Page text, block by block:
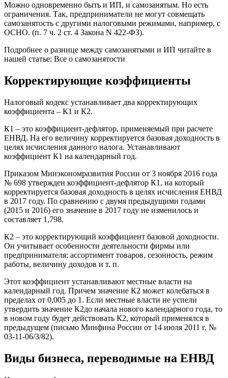
Можно одновременно быть и ИП, и самозанятым. Но есть
ограничения. Так, предприниматели не могут совмещать
самозанятость с другими налоговыми режимами, например, с
ОСНО. (п. 7 ч. 2 ст. 4 Закона N 422-ФЗ).
Подробнее о разнице между самозанятыми и ИП читайте в
нашей статье: Все о самозанятости
Корректирующие коэффициенты
Налоговый кодекс устанавливает два корректирующих
коэффициента – К1 и К2.
К1 – это коэффициент-дефлятор, применяемый при расчете
ЕНВД. На его величину корректируется базовая доходность в
целях исчисления данного налога. Устанавливают
коэффициент К1 на календарный год.
Приказом Минэкономразвития России от 3 ноября 2016 года
№ 698 утвержден коэффициент-дефлятор К1, на который
корректируется базовая доходность в целях исчисления ЕНВД
в 2017 году. По сравнению с двумя предыдущими годами
(2015 и 2016) его значение в 2017 году не изменилось и
составляет 1,798.
К2 – это корректирующий коэффициент базовой доходности.
Он учитывает особенности деятельности фирмы или
предпринимателя: ассортимент товаров, сезонность, режим
работы, величину доходов и т. п.
Этот коэффициент устанавливают местные власти на
календарный год. Причем значение К2 может колебаться в
пределах от 0,005 до 1. Если местные власти не успели
утвердить значение К2до начала нового календарного года, то
в новом году будет действовать К2, который применялся в
предыдущем (письмо Минфина России от 14 июля 2011 г. №
03-11-06/3/82).
Виды бизнеса, переводимые на ЕНВД